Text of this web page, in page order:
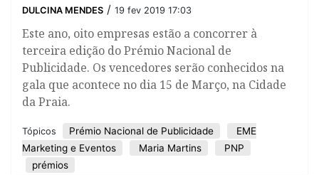
DULCINA MENDES / 19 fev 2019 17:03
Este ano, oito empresas estão a concorrer à
terceira edição do Prémio Nacional de
Publicidade. Os vencedores serão conhecidos na
gala que acontece no dia 15 de Março, na Cidade
da Praia.
Tópicos Prémio Nacional de Publicidade
EME
Marketing e Eventos
Maria Martins
PNP
prémios